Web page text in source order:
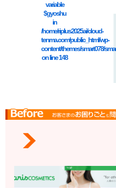
variable
$gyoshu
in
/home/riplus2025ai/cloud-
tenma.com/public_html/wp-
content/themes/smart078/
on line148